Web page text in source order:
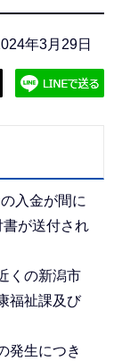
年3月29日
入金が間に
が送付され
くの新潟市
福祉課及び
発生につき